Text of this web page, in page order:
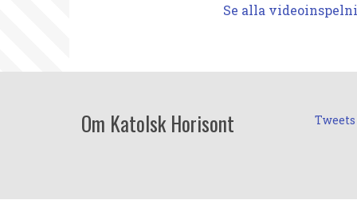
Se alla
Om Katolsk Horisont